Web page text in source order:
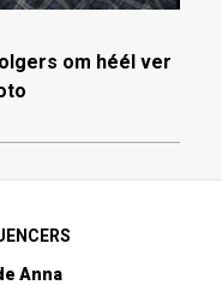
om héél ver
Anna